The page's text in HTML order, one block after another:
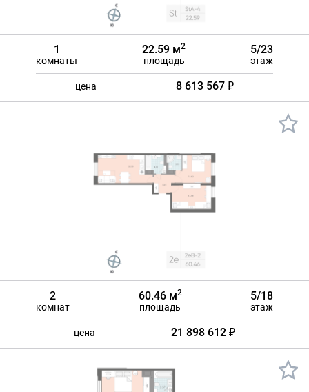
1
комнаты
22.59 м2
площадь
5/23
этаж
цена 8 613 567 ₽
2
комнат
60.46 м2
площадь
5/18
этаж
цена 21 898 612 ₽